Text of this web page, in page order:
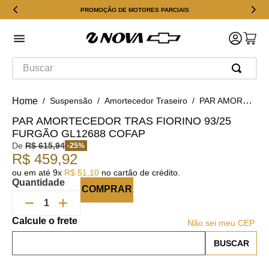
PROMOÇÃO DE MOTORES PARCIAIS
Buscar
Suspensão Amortecedor Traseiro PAR AMORTECEDOR TRAS FIORINO 93/25 FURGÃO GL12688 COFAP
PAR AMORTECEDOR TRAS FIORINO 93/25
FURGÃO GL12688 COFAP
De R$ 615,94 -25%
R$ 459,92
ou em até 9x R$ 51 10 no cartão de crédito.
Quantidade
COMPRAR
Não sei meu CEP